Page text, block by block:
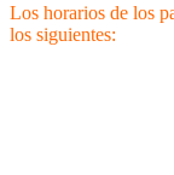
Los horarios de los
los siguientes: